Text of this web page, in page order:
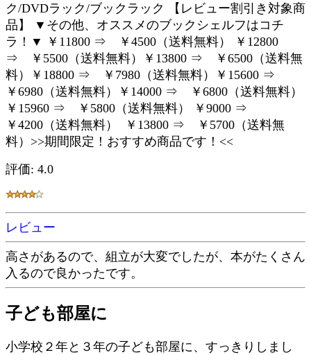
ク/DVDラック/ブックラック 【レビュー割引き対象商
品】 ▼その他、オススメのブックシェルフはコチ
ラ！▼ ￥11800 ⇒ ￥4500（送料無料） ￥12800
⇒ ￥5500（送料無料）￥13800 ⇒ ￥6500（送料無
料）￥18800 ⇒ ￥7980（送料無料）￥15600 ⇒
￥6980（送料無料）￥14000 ⇒ ￥6800（送料無料）
￥15960 ⇒ ￥5800（送料無料） ￥9000 ⇒
￥4200（送料無料） ￥13800 ⇒ ￥5700（送料無
料）>>期間限定！おすすめ商品です！<<
評価: 4.0
レビュー
高さがあるので、組立が大変でしたが、本がたくさん
入るので良かったです。
子ども部屋に
小学校２年と３年の子ども部屋に、すっきりしまし